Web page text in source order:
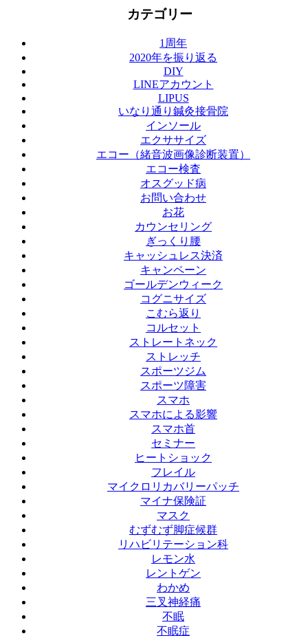
カテゴリー
1周年
2020年を振り返る
DIY
LINEアカウント
LIPUS
いなり通り鍼灸接骨院
インソール
エクササイズ
エコー（緒音波画像診断装置）
エコー検査
オスグッド病
お問い合わせ
お花
カウンセリング
ぎっくり腰
キャッシュレス決済
キャンペーン
ゴールデンウィーク
コグニサイズ
こむら返り
コルセット
ストレートネック
ストレッチ
スポーツジム
スポーツ障害
スマホ
スマホによる影響
スマホ首
セミナー
ヒートショック
フレイル
マイクロリカバリーパッチ
マイナ保険証
マスク
むずむず脚症候群
リハビリテーション科
レモン水
レントゲン
わかめ
三叉神経痛
不眠
不眠症